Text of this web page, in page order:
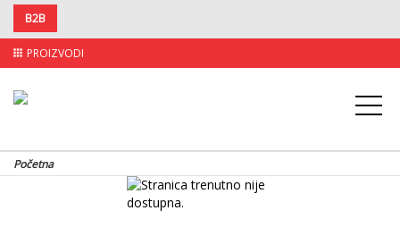
B2B
apps PROIZVODI
Početna